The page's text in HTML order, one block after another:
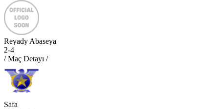
Reyady Abaseya
2-4
/ Maç Detayı /
Safa